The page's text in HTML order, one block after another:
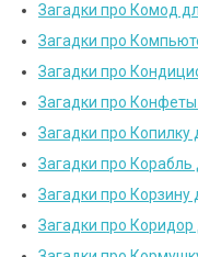
Загадки про Комод
Загадки про
Загадки про
Загадки про Конфеты
Загадки про Копилку
Загадки про Корабль
Загадки про Корзину
Загадки про Коридор